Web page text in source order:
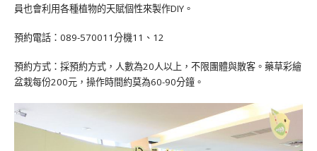
員也會利用各種植物的天賦個性來製作DIY。
預約電話：089-570011分機11、12
預約方式： 採預約方式，人數為20人以上，不限團體與散客。藥草彩繪
盆栽每份200元，操作時間約莫為60-90分鐘。